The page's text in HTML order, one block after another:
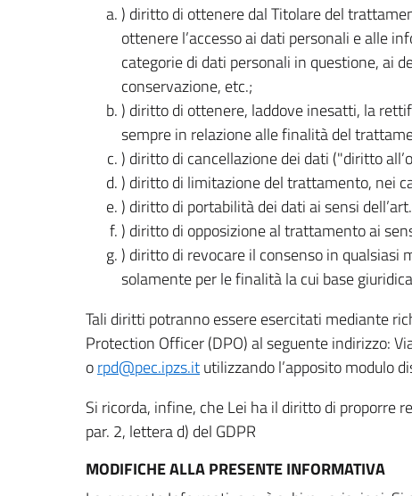
) diritto di ottenere dal Titolare del
ottenere l’accesso ai dati personali e alle
categorie di dati personali in questione, ai
conservazione, etc.;
) diritto di ottenere, laddove inesatti, la
sempre in relazione alle finalità del
) diritto di cancellazione dei dati ("diritto
) diritto di limitazione del trattamento, nei
) diritto di portabilità dei dati ai sensi
) diritto di opposizione al trattamento ai
) diritto di revocare il consenso in
solamente per le finalità la cui base
Tali diritti potranno essere esercitati mediante
Protection Officer (DPO) al seguente indirizzo:
orpd@pec.ipzs.itutilizzando l’apposito modulo
Si ricorda, infine, che Lei ha il diritto di proporre
par. 2, lettera d) del GDPR
MODIFICHE ALLA PRESENTE INFORMATIVA